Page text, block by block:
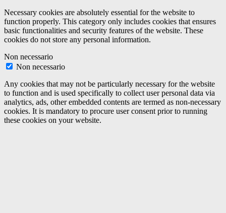
Necessary cookies are absolutely essential for the website to
function properly. This category only includes cookies that ensures
basic functionalities and security features of the website. These
cookies do not store any personal information.
Non necessario
Non necessario
Any cookies that may not be particularly necessary for the website
to function and is used specifically to collect user personal data via
analytics, ads, other embedded contents are termed as non-necessary
cookies. It is mandatory to procure user consent prior to running
these cookies on your website.